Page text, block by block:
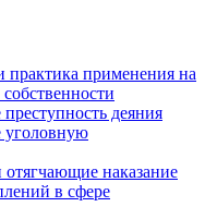
практика применения на
деяния
уголовную
наказание
в сфере